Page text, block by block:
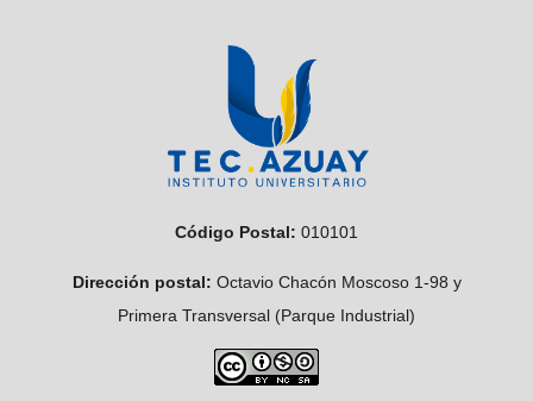
Código Postal: 010101
Dirección postal: Octavio Chacón Moscoso 1-98 y
Primera Transversal (Parque Industrial)